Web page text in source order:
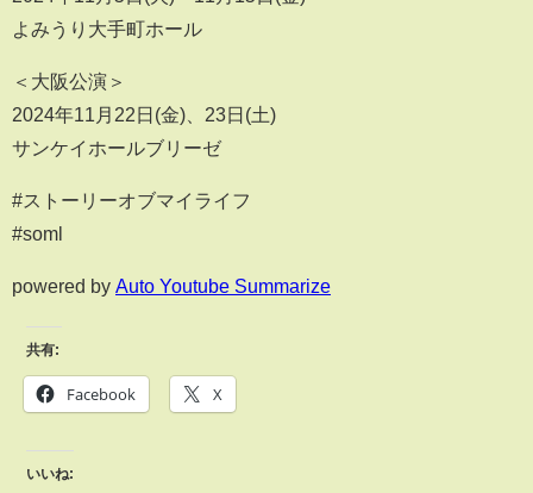
よみうり大手町ホール
＜大阪公演＞
2024年11月22日(金)、23日(土)
サンケイホールブリーゼ
#ストーリーオブマイライフ
#soml
powered by Auto Youtube Summarize
共有:
Facebook X
いいね: